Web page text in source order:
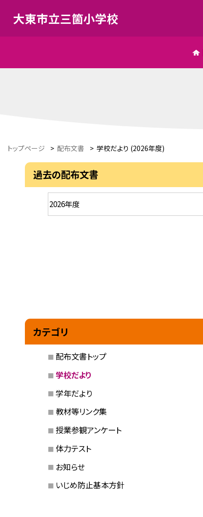
大東市立三箇小学校
トップページ > 配布文書 > 学校だより (2026年度)
過去の配布文書
カテゴリ
配布文書トップ
学校だより
学年だより
教材等リンク集
授業参観アンケート
体力テスト
お知らせ
いじめ防止基本方針